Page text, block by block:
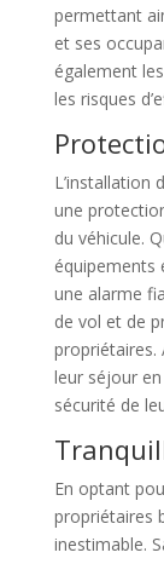
permettant
et ses
également
les risques
L’installation
une
du véhicule.
équipements
une alarme
de vol et de
propriétaires.
leur séjour
sécurité de
En optant
propriétaires
inestimable.